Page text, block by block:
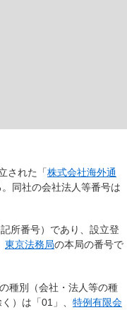
された「株式会社海外通
。同社の会社法人等番号は
所番号）であり、設立登
東京法務局の本局の番号で
種別（会社・法人等の種
）は「01」、 特例有限会